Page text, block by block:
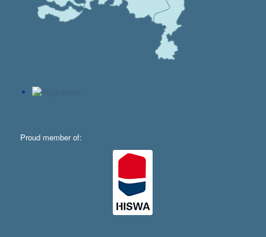
Proud member of: